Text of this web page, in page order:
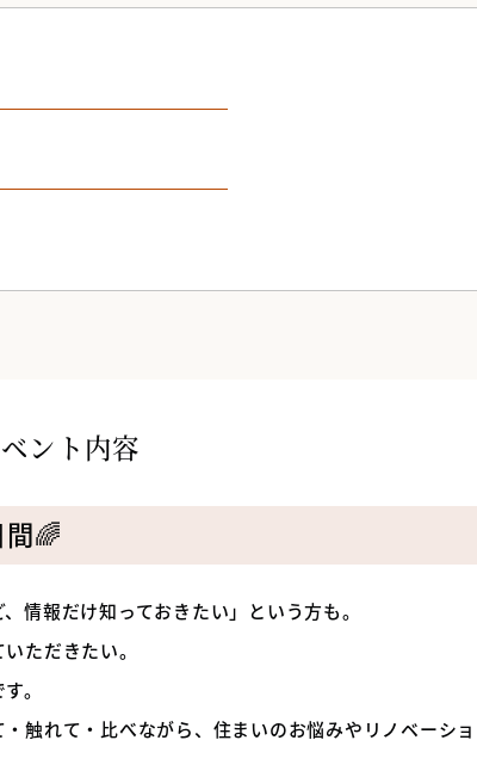
ント内容
🌈
情報だけ知っておきたい」という方も。
ただきたい。
。
触れて・比べながら、住まいのお悩みやリノベーシ